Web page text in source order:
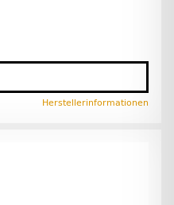
Herstellerinformationen